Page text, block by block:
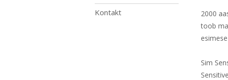
Kontakt
2000
toob
Sim